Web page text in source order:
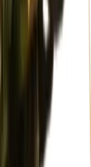
Hybrid Strains